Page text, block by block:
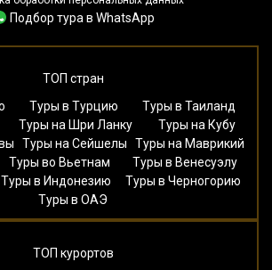
Подбор тура в WhatsApp
ТОП стран
Туры в Турцию
Туры в Таиланд
Туры на Шри Ланку
Туры на Кубу
Туры на Сейшелы
Туры на Маврикий
Туры во Вьетнам
Туры в Венесуэлу
Туры в Индонезию
Туры в Черногорию
Туры в ОАЭ
ТОП курортов